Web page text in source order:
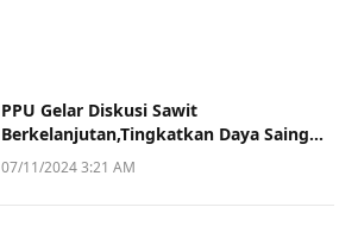
PPU Gelar Diskusi Sawit
Berkelanjutan,Tingkatkan Daya Saing
dan Kualitas
07/11/2024 3:21 AM